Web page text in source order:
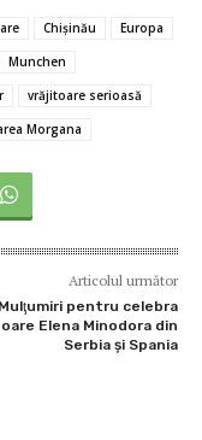
ta
az
ă
Chișinău
Europa
Munchen
vrăjitoare serioasă
Morgana
Articolul următor
Mulţumiri pentru celebra
Elena Minodora din
Serbia și Spania